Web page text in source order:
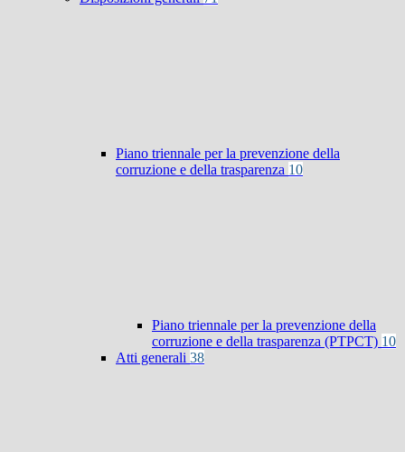
Piano triennale per la prevenzione della
corruzione e della trasparenza 10
Piano triennale per la prevenzione della
corruzione e della trasparenza (PTPCT) 10
Atti generali 38